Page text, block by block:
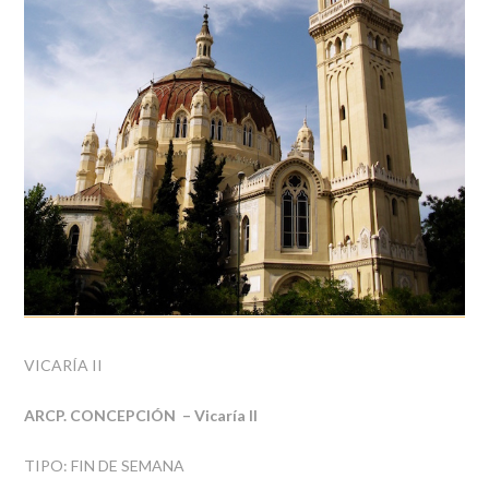
VICARÍA II
ARCP. CONCEPCIÓN – Vicaría II
TIPO: FIN DE SEMANA